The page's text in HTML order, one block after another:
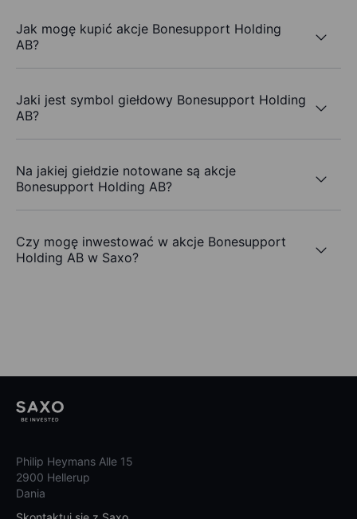
Jak mogę kupić akcje Bonesupport Holding
AB?
Jaki jest symbol giełdowy Bonesupport Holding
AB?
Na jakiej giełdzie notowane są akcje
Bonesupport Holding AB?
Czy mogę inwestować w akcje Bonesupport
Holding AB w Saxo?
Philip Heymans Alle 15
2900 Hellerup
Dania